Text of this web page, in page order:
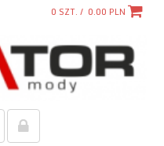
0 SZT. / 0.00 PLN